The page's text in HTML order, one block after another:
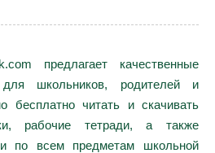
предлагает качественные
школьников, родителей и
бесплатно читать и скачивать
рабочие тетради, а также
по всем предметам школьной